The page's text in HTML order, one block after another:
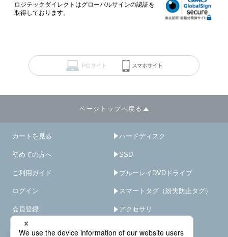
ロジテックダイレクトはグローバルサインの認証を
取得しております。
ページトップへ戻る
カートを見る
初めての方へ
ご利用ガイド
ログイン
会員登録
サイトマップ
ハードディスク
SSD
ブルーレイDVDドライブ
スマートタグ（紛失防止タグ）
アクセサリ
－ ×